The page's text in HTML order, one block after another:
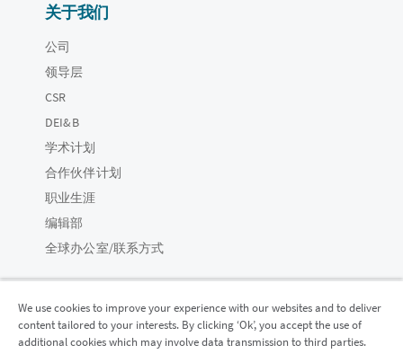
关于我们
公司
领导层
CSR
DEI&B
学术计划
合作伙伴计划
职业生涯
编辑部
全球办公室/联系方式
Qlik 社区
We use cookies to improve your experience with our websites and to deliver
content tailored to your interests. By clicking ‘Ok’, you accept the use of
additional cookies which may involve data transmission to third parties.